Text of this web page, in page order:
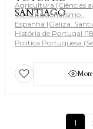
Agricultura [Ciências
Constitucionalismo
Espanha [Galiza.
História de Portugal
Política Portuguesa
1